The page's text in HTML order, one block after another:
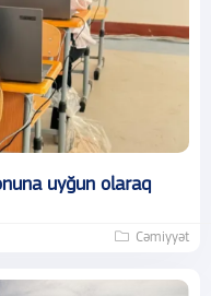
uyğun olaraq
Cəmiyyət